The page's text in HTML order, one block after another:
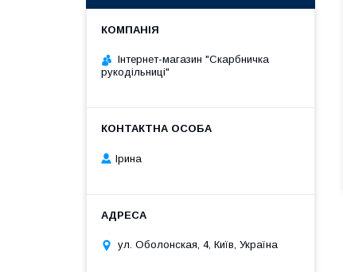
Інтернет-магазин "Скарбничка
рукодільниці"
Ірина
ул. Оболонская, 4, Київ, Україна